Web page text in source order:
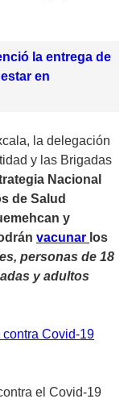
la entrega de
en
la delegación
y las Brigadas
Nacional
de Salud
y
vacunar los
personas de 18
y adultos
Covid-19
el Covid-19